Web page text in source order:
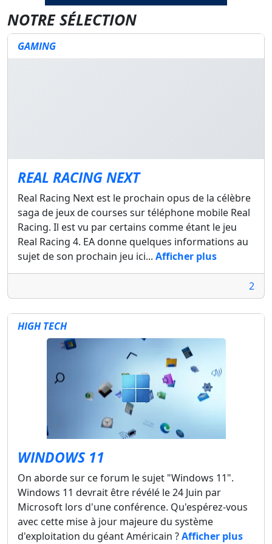
NOTRE SÉLECTION
GAMING
REAL RACING NEXT
Real Racing Next est le prochain opus de la célèbre
saga de jeux de courses sur téléphone mobile Real
Racing. Il est vu par certains comme étant le jeu
Real Racing 4. EA donne quelques informations au
sujet de son prochain jeu ici... Afficher plus
2
HIGH TECH
WINDOWS 11
On aborde sur ce forum le sujet "Windows 11".
Windows 11 devrait être révélé le 24 Juin par
Microsoft lors d'une conférence. Qu'espérez-vous
avec cette mise à jour majeure du système
d'exploitation du géant Américain ?Afficher plus